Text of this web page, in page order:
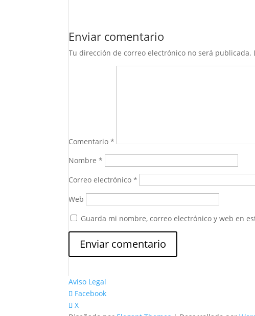
Enviar comentario
Tu dirección de correo electrónico no será publicada.
Comentario*
Nombre*
Correo electrónico*
Web
Guarda mi nombre, correo electrónico y web en
Aviso Legal
Facebook
X